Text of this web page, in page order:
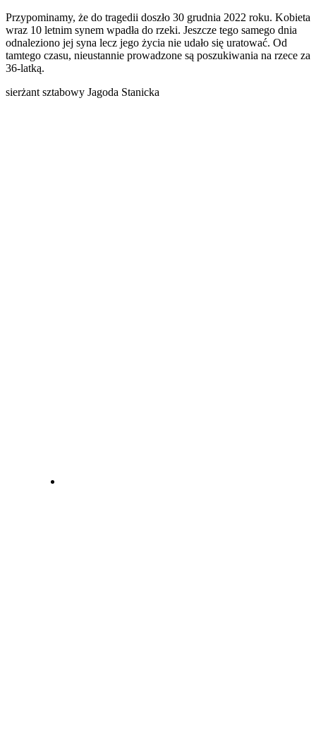
Przypominamy, że do tragedii doszło 30 grudnia 2022 roku. Kobieta
wraz 10 letnim synem wpadła do rzeki. Jeszcze tego samego dnia
odnaleziono jej syna lecz jego życia nie udało się uratować. Od
tamtego czasu, nieustannie prowadzone są poszukiwania na rzece za
36-latką.
sierżant sztabowy Jagoda Stanicka